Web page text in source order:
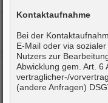
Kontaktaufnahme
Bei der
E-Mail oder via
Nutzers zur
Abwicklung gem. Art. 6
vertraglicher-/
(andere Anfragen)